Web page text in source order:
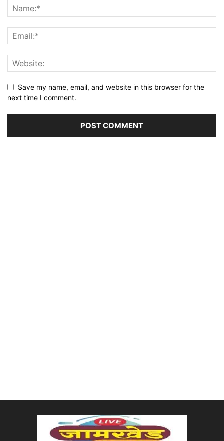
Save my name, email, and website in this browser for the
next time I comment.